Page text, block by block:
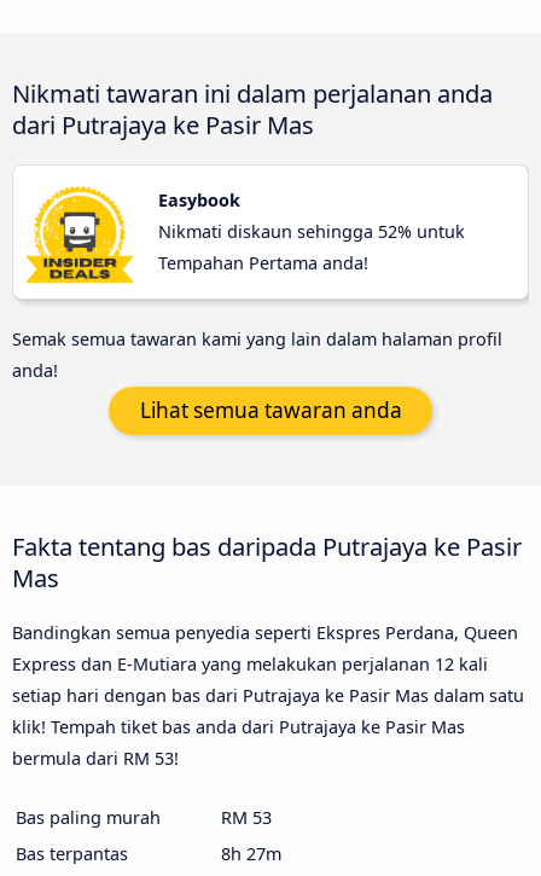
Nikmati tawaran ini dalam perjalanan anda
dari Putrajaya ke Pasir Mas
Easybook
Nikmati diskaun sehingga 52% untuk
Tempahan Pertama anda!
Semak semua tawaran kami yang lain dalam halaman profil
anda!
Lihat semua tawaran anda
Fakta tentang bas daripada Putrajaya ke Pasir
Mas
Bandingkan semua penyedia seperti Ekspres Perdana, Queen
Express dan E-Mutiara yang melakukan perjalanan 12 kali
setiap hari dengan bas dari Putrajaya ke Pasir Mas dalam satu
klik! Tempah tiket bas anda dari Putrajaya ke Pasir Mas
bermula dari RM 53!
Bas paling murah
RM 53
Bas terpantas
8h 27m